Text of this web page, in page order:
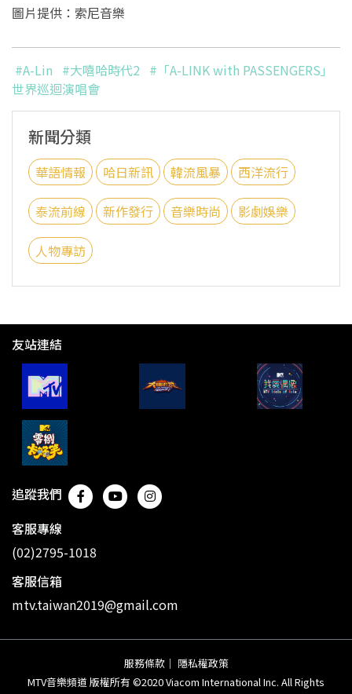
圖片提供：索尼音樂
#A-Lin #大嘻哈時代2 #「A-LINK with PASSENGERS」
世界巡迴演唱會
新聞分類
華語情報 哈日新訊 韓流風暴 西洋流行
泰流前線 新作發行 音樂時尚 影劇娛樂
人物專訪
友站連結
追蹤我們
客服專線
(02)2795-1018
客服信箱
mtv.taiwan2019@gmail.com
服務條款 ｜ 隱私權政策
MTV音樂頻道 版權所有 ©2020 Viacom International Inc. All Rights